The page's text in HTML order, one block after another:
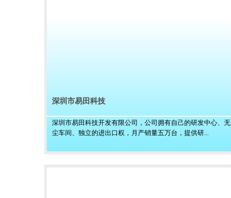
深圳市易田科技
深圳市易田科技开发有限公司，公司拥有自己的研发中心、无
尘车间、独立的进出口权，月产销量五万台，提供研...